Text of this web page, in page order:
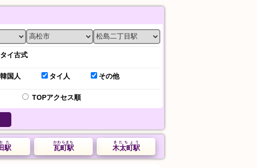
タイ古式
韓国人 タイ人 その他
TOPアクセス順
木太町駅
きたちょう
瓦町駅
かわらまち
駅
た